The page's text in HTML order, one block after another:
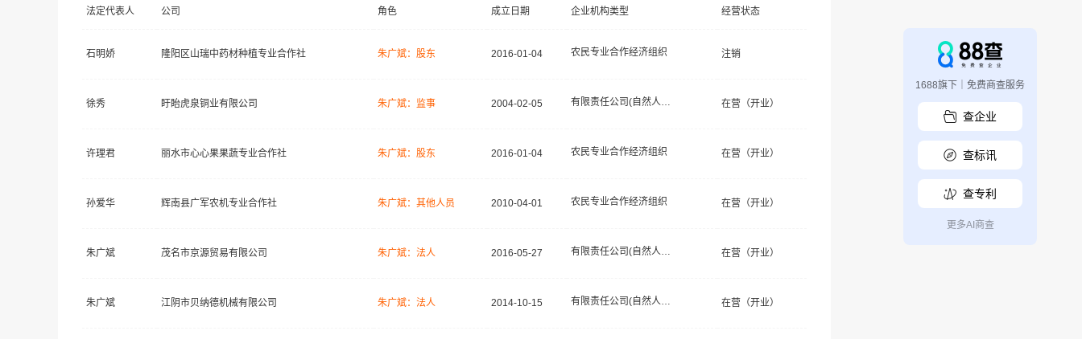
法定代表人 公司 角色 成立日期 企业机构类型 经营状态
石明娇 隆阳区山瑞中药材种植专业合作社 朱广斌：股东 2016-01-04 农民专业合作经济组织 注销
徐秀 盱眙虎泉铜业有限公司 朱广斌：监事 2004-02-05 有限责任公司(自然人投资或控股) 在营（开业）
许理君 丽水市心心果果蔬专业合作社 朱广斌：股东 2016-01-04 农民专业合作经济组织 在营（开业）
孙爱华 辉南县广军农机专业合作社 朱广斌：其他人员 2010-04-01 农民专业合作经济组织 在营（开业）
朱广斌 茂名市京源贸易有限公司 朱广斌：法人 2016-05-27 有限责任公司(自然人独资) 在营（开业）
朱广斌 江阴市贝纳德机械有限公司 朱广斌：法人 2014-10-15 有限责任公司(自然人独资) 在营（开业）
1688旗下｜免费商查服务
查企业
查标讯
查专利
更多AI商查